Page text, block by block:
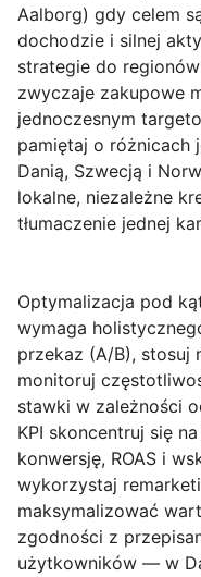
Aalborg) gdy celem
dochodzie i silnej
strategie do
zwyczaje zakupowe
jednoczesnym
pamiętaj o różnicach
Danią, Szwecją i
lokalne, niezależne
tłumaczenie jednej
Optymalizacja pod
wymaga
przekaz (A/B), stosuj
monitoruj
stawki w zależności
KPI skoncentruj się
konwersję, ROAS i
wykorzystaj
maksymalizować
zgodności z
użytkowników — w